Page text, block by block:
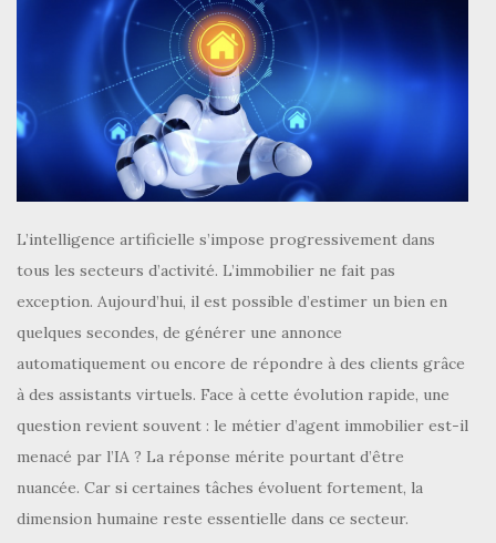
L’intelligence artificielle s’impose progressivement dans
tous les secteurs d’activité. L’immobilier ne fait pas
exception. Aujourd’hui, il est possible d’estimer un bien en
quelques secondes, de générer une annonce
automatiquement ou encore de répondre à des clients grâce
à des assistants virtuels. Face à cette évolution rapide, une
question revient souvent : le métier d’agent immobilier est-il
menacé par l’IA ? La réponse mérite pourtant d’être
nuancée. Car si certaines tâches évoluent fortement, la
dimension humaine reste essentielle dans ce secteur.